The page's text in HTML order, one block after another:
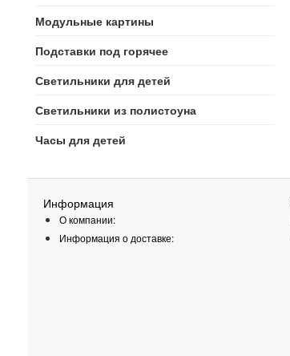
Модульные картины
Подставки под горячее
Светильники для детей
Светильники из полистоуна
Часы для детей
Информация
О компании:
Информация о доставке: